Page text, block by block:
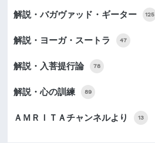
解説・バガヴァッド・ギーター 125
解説・ヨーガ・スートラ 47
解説・入菩提行論 78
解説・心の訓練 89
ＡＭＲＩＴＡチャンネルより 13